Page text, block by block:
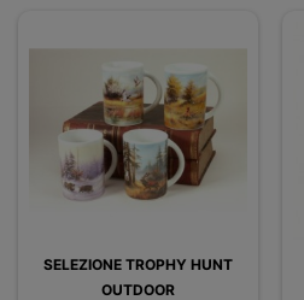
SELEZIONE TROPHY HUNT
OUTDOOR